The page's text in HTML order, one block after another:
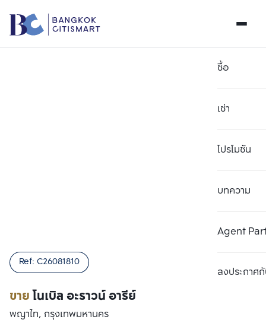
ซื้อ
เช่า
โปรโมชัน
บทความ
Agent
ลงประกาศกั
ขายโนเบิล อะราวน์ อารีย์
Ref: C26081810
พญาไท, กรุงเทพมหานคร
เปรียบเทียบ